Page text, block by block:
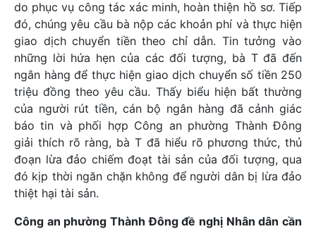
do phục vụ công tác xác minh, hoàn thiện hồ sơ. Tiếp
đó, chúng yêu cầu bà nộp các khoản phí và thực hiện
giao dịch chuyển tiền theo chỉ dẫn. Tin tưởng vào
những lời hứa hẹn của các đối tượng, bà T đã đến
ngân hàng để thực hiện giao dịch chuyển số tiền 250
triệu đồng theo yêu cầu. Thấy biểu hiện bất thường
của người rút tiền, cán bộ ngân hàng đã cảnh giác
báo tin và phối hợp Công an phường Thành Đông
giải thích rõ ràng, bà T đã hiểu rõ phương thức, thủ
đoạn lừa đảo chiếm đoạt tài sản của đối tượng, qua
đó kịp thời ngăn chặn không để người dân bị lừa đảo
thiệt hại tài sản.
Công an phường Thành Đông đề nghị Nhân dân cần